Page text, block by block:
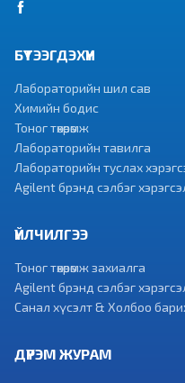
БҮТЭЭГДЭХҮҮН
Лабораторийн шил сав
Химийн бодис
Тоног төхөөрөмж
Лабораторийн тавилга
Лабораторийн туслах
Agilent брэнд сэлбэг
ҮЙЛЧИЛГЭЭ
Тоног төхөөрөмж захиалга
Agilent брэнд сэлбэг
Санал хүсэлт & Холбоо
ДҮРЭМ ЖУРАМ